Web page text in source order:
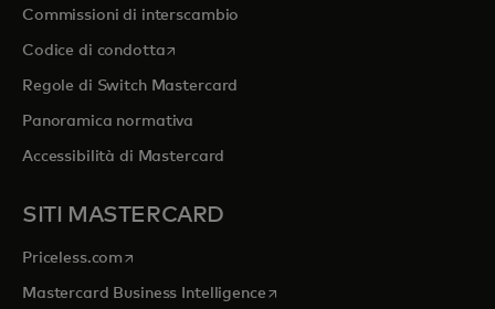
Commissioni di interscambio
Codice di condottasi apre in una nuova scheda
Regole di Switch Mastercard
Panoramica normativa
Accessibilità di Mastercard
SITI MASTERCARD
Priceless.com si apre in una nuova scheda
Mastercard Business Intelligencesi apre in una nuova scheda